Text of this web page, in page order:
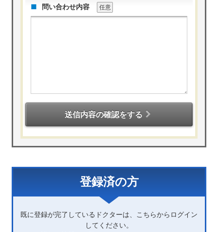
問い合わせ内容 任意
送信内容の確認をする
登録済の方
既に登録が完了しているドクターは、こちらからログイン
してください。